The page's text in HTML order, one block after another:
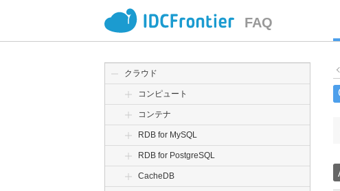
FAQ
クラウド
コンピュート
コンテナ
RDB for MySQL
RDB for PostgreSQL
CacheDB